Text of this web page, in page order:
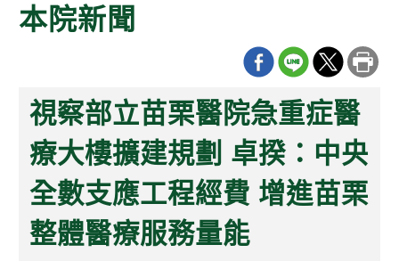
本院新聞
視察部立苗栗醫院急重症醫
療大樓擴建規劃 卓揆：中央
全數支應工程經費 增進苗栗
整體醫療服務量能